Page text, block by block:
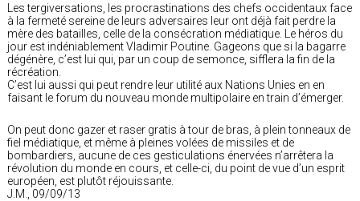
Les tergiversations, les procrastinations des chefs occidentaux face
à la fermeté sereine de leurs adversaires leur ont déjà fait perdre la
mère des batailles, celle de la consécration médiatique. Le héros du
jour est indéniablement Vladimir Poutine. Gageons que si la bagarre
dégénère, c’est lui qui, par un coup de semonce, sifflera la fin de la
récréation.
C’est lui aussi qui peut rendre leur utilité aux Nations Unies en en
faisant le forum du nouveau monde multipolaire en train d’émerger.
On peut donc gazer et raser gratis à tour de bras, à plein tonneaux de
fiel médiatique, et même à pleines volées de missiles et de
bombardiers, aucune de ces gesticulations énervées n’arrêtera la
révolution du monde en cours, et celle-ci, du point de vue d’un esprit
européen, est plutôt réjouissante.
J.M., 09/09/13